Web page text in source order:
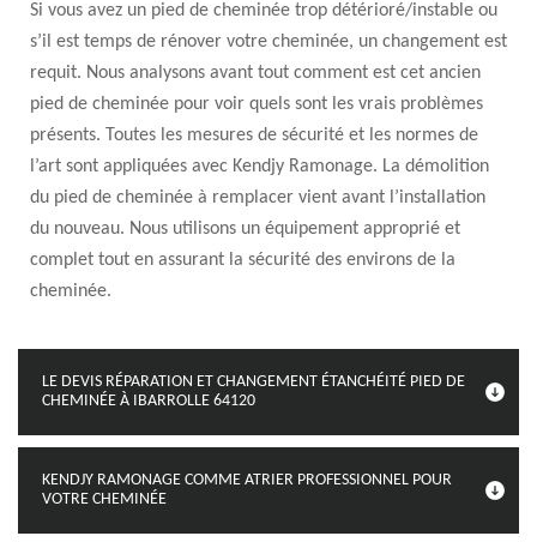
Si vous avez un pied de cheminée trop détérioré/instable ou
s’il est temps de rénover votre cheminée, un changement est
requit. Nous analysons avant tout comment est cet ancien
pied de cheminée pour voir quels sont les vrais problèmes
présents. Toutes les mesures de sécurité et les normes de
l’art sont appliquées avec Kendjy Ramonage. La démolition
du pied de cheminée à remplacer vient avant l’installation
du nouveau. Nous utilisons un équipement approprié et
complet tout en assurant la sécurité des environs de la
cheminée.
LE DEVIS RÉPARATION ET CHANGEMENT ÉTANCHÉITÉ PIED DE
CHEMINÉE À IBARROLLE 64120
KENDJY RAMONAGE COMME ATRIER PROFESSIONNEL POUR
VOTRE CHEMINÉE